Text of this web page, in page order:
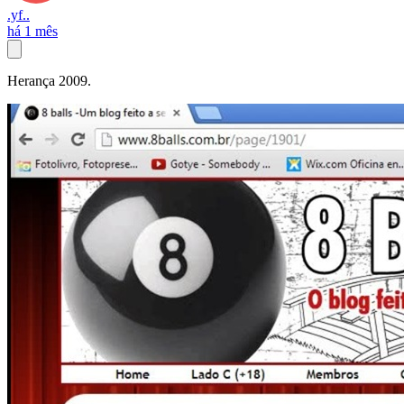
.yf..
há 1 mês
Herança 2009.